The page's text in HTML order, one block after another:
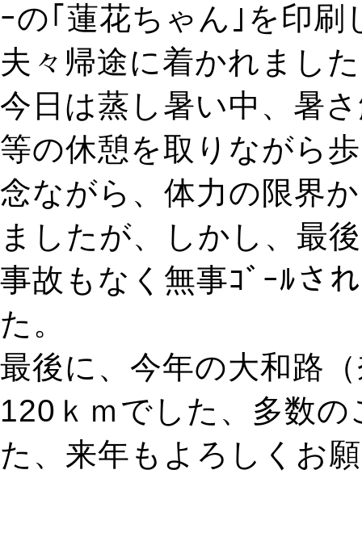
ｰの｢蓮花ちゃん｣を印刷
夫々帰途に着かれまし
今日は蒸し暑い中、暑
等の休憩を取りながら
念ながら、体力の限界
ましたが、しかし、最
事故もなく無事ｺﾞｰﾙさ
た。
最後に、今年の大和路
120ｋｍでした、多数
た、来年もよろしくお